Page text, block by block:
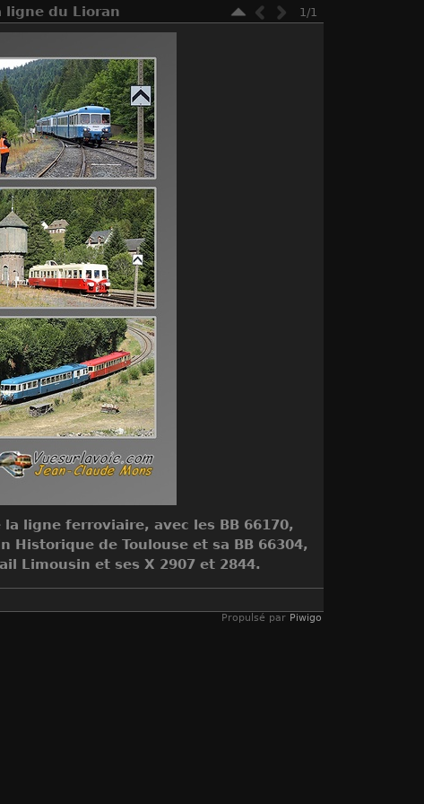
ligne du Lioran 1/1
ligne ferroviaire, avec les BB 66170,
Historique de Toulouse et sa BB 66304,
Limousin et ses X 2907 et 2844.
Propulsé par Piwigo